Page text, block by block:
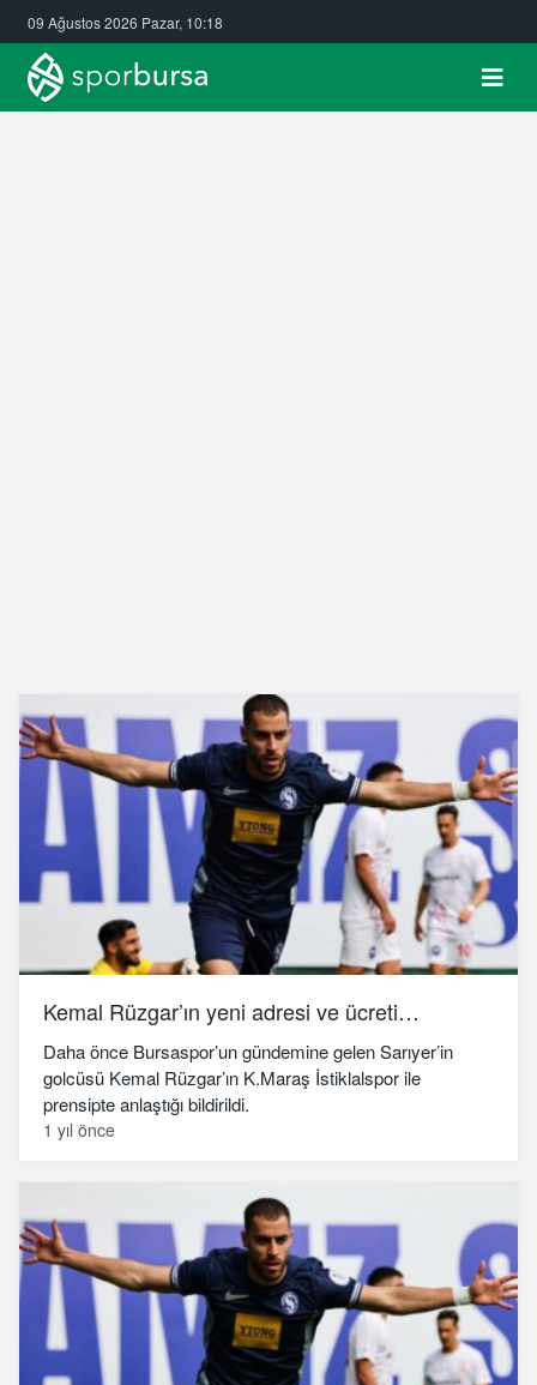
09 Ağustos 2026 Pazar, 10:18
Kemal Rüzgar’ın yeni adresi ve ücreti…
Daha önce Bursaspor’un gündemine gelen Sarıyer’in
golcüsü Kemal Rüzgar’ın K.Maraş İstiklalspor ile
prensipte anlaştığı bildirildi.
1 yıl önce